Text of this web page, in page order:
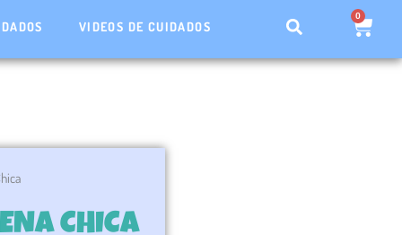
VIDEOS DE CUIDADOS
0
CHICA